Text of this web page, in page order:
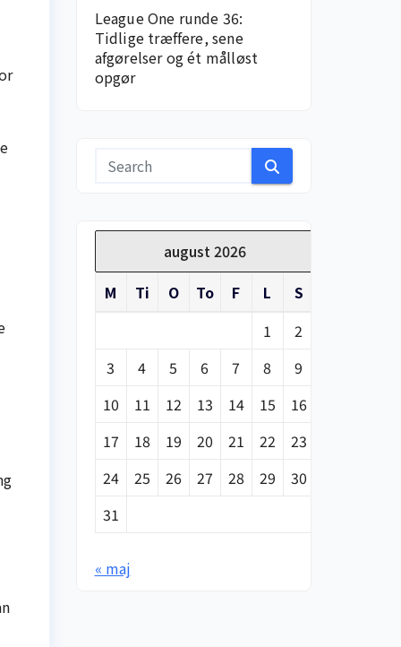
League One runde 36:
Tidlige træffere, sene
afgørelser og ét målløst
opgør
august 2026
M
Ti O To F L
S
1
2
3
4 5 6 7 8
9
10
11 12 13 14 15
16
17
18 19 20 21 22
23
24
25 26 27 28 29
30
31
« maj